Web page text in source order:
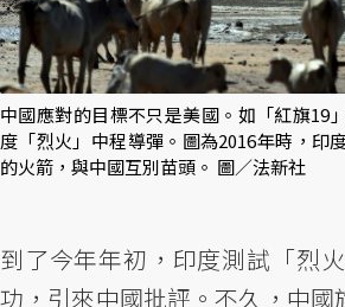
中國應對的目標不只是美國。如「紅旗19
度「烈火」中程導彈。圖為2016年時，印
的火箭，與中國互別苗頭。 圖／法新社
到了今年年初，印度測試「烈
功，引來中國批評。不久，中國